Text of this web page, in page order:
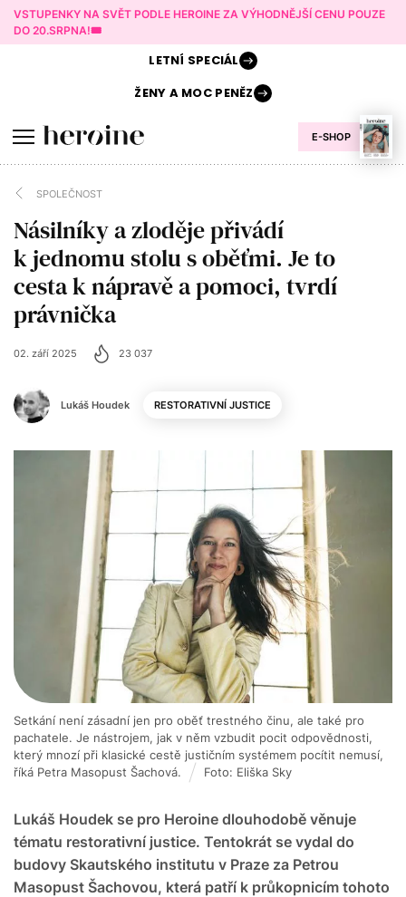
VSTUPENKY NA SVĚT PODLE HEROINE ZA VÝHODNĚJŠÍ CENU POUZE
DO 20.SRPNA!🎟️
E-SHOP
LETNÍ SPECIÁL
ŽENY AMOC PENĚZ
SPOLEČNOST
Násilníky a zloděje přivádí
k jednomu stolu s oběťmi. Je to
cesta k nápravě a pomoci, tvrdí
právnička
Lukáš Houdek
02. září 2025 23 037
RESTORATIVNÍ JUSTICE
Lukáš Houdek se pro Heroine dlouhodobě věnuje
tématu restorativní justice. Tentokrát se vydal do
budovy Skautského institutu v Praze za Petrou
Masopust Šachovou, která patří k průkopnicím tohoto
Setkání není zásadní jen pro oběť trestného činu, ale také pro
pachatele. Je nástrojem, jak v něm vzbudit pocit odpovědnosti,
který mnozí při klasické cestě justičním systémem pocítit nemusí,
říká Petra Masopust Šachová.
Foto: Eliška Sky